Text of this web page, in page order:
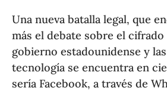
Una nueva batalla legal, que
más el debate sobre el
gobierno estadounidense y
tecnología se encuentra en
sería Facebook, a través de